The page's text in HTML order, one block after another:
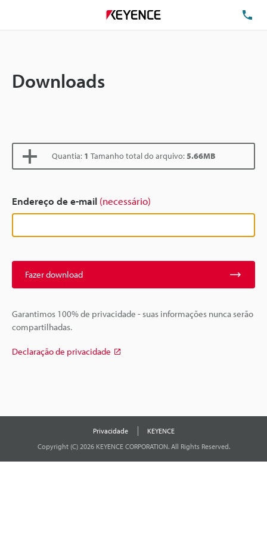
Downloads
Quantia: 1 Tamanho total do arquivo:5.66MB
Endereço de e-mail (necessário)
Fazer download
Garantimos 100% de privacidade - suas informações nunca serão
compartilhadas.
Declaração de privacidade
Privacidade
KEYENCE
Copyright (C) 2026 KEYENCE CORPORATION. All Rights Reserved.